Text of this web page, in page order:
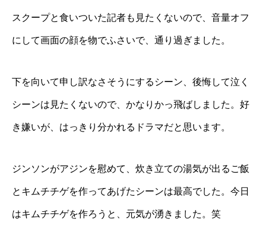
スクープと食いついた記者も見たくないので、音量オフ
にして画面の顔を物でふさいで、通り過ぎました。
下を向いて申し訳なさそうにするシーン、後悔して泣く
シーンは見たくないので、かなりかっ飛ばしました。好
き嫌いが、はっきり分かれるドラマだと思います。
ジンソンがアジンを慰めて、炊き立ての湯気が出るご飯
とキムチチゲを作ってあげたシーンは最高でした。今日
はキムチチゲを作ろうと、元気が湧きました。笑